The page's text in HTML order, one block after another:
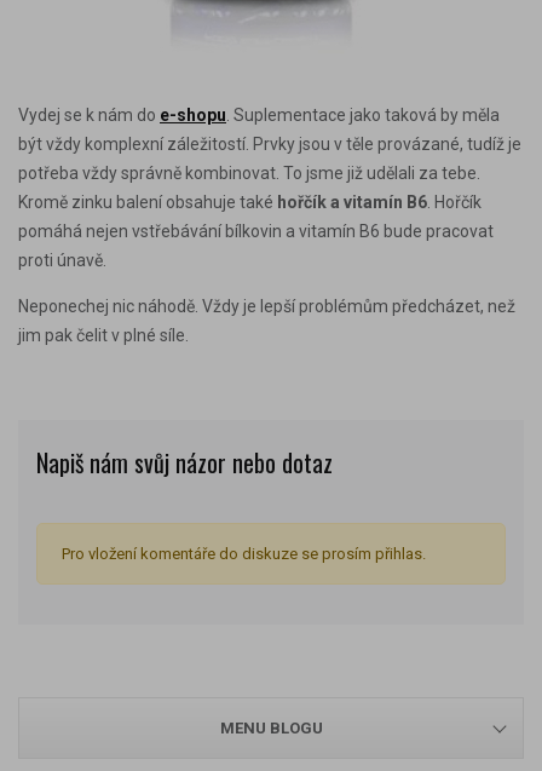
Vydej se k nám do e-shopu. Suplementace jako taková by měla
být vždy komplexní záležitostí. Prvky jsou v těle provázané, tudíž je
potřeba vždy správně kombinovat. To jsme již udělali za tebe.
Kromě zinku balení obsahuje také hořčík a vitamín B6. Hořčík
pomáhá nejen vstřebávání bílkovin a vitamín B6 bude pracovat
proti únavě.
Neponechej nic náhodě. Vždy je lepší problémům předcházet, než
jim pak čelit v plné síle.
Napiš nám svůj názor nebo dotaz
Pro vložení komentáře do diskuze se prosím přihlas.
MENU BLOGU